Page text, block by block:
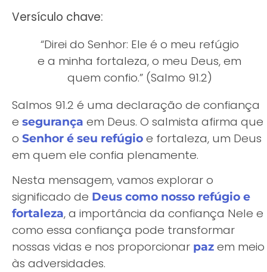
Versículo chave:
“Direi do Senhor: Ele é o meu refúgio
e a minha fortaleza, o meu Deus, em
quem confio.” (Salmo 91.2)
Salmos 91.2 é uma declaração de confiança
e segurança em Deus. O salmista afirma que
o Senhor é seu refúgio e fortaleza, um Deus
em quem ele confia plenamente.
Nesta mensagem, vamos explorar o
significado de Deus como nosso refúgio e
fortaleza, a importância da confiança Nele e
como essa confiança pode transformar
nossas vidas e nos proporcionar paz em meio
às adversidades.